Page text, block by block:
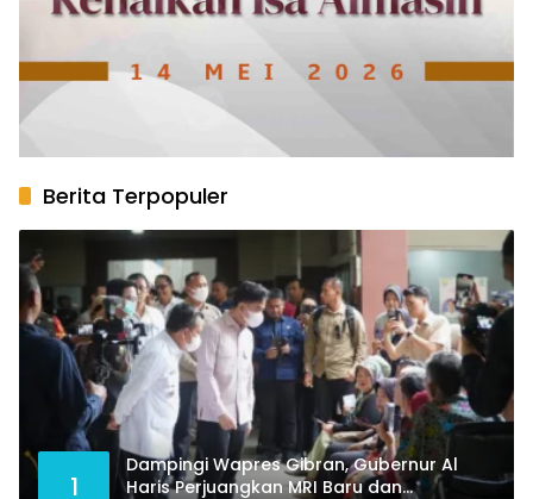
Berita Terpopuler
1
Dampingi Wapres Gibran, Gubernur Al
Haris Perjuangkan MRI Baru dan